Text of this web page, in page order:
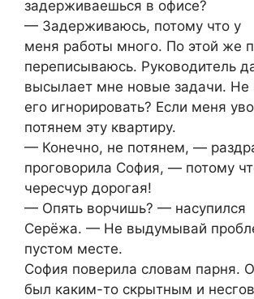
задерживаешься в офисе?
— Задерживаюсь, потому что у
меня работы много. По этой же
переписываюсь. Руководитель
высылает мне новые задачи. Не
его игнорировать? Если меня
потянем эту квартиру.
— Конечно, не потянем, —
проговорила София, — потому
чересчур дорогая!
— Опять ворчишь? — насупился
Серёжа. — Не выдумывай
пустом месте.
София поверила словам парня.
был каким-то скрытным и